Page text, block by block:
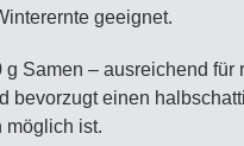
geeignet.
Samen – ausreichend
bevorzugt einen
möglich ist.